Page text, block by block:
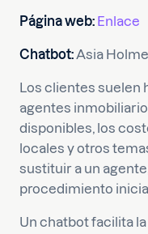
Página web: Enlace
Chatbot: Asia
Los clientes suelen
agentes
disponibles, los
locales y otros
sustituir a un
procedimiento
Un chatbot facilita